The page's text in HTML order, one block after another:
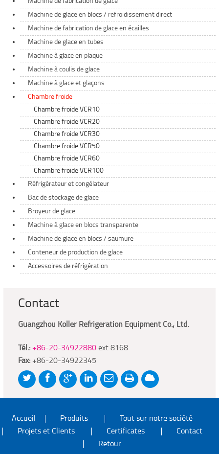
Machine de glace en blocs / refroidissement direct
Machine de fabrication de glace en écailles
Machine de glace en tubes
Machine à glace en plaque
Machine à coulis de glace
Machine à glace et glaçons
Chambre froide
Chambre froide VCR10
Chambre froide VCR20
Chambre froide VCR30
Chambre froide VCR50
Chambre froide VCR60
Chambre froide VCR100
Réfrigérateur et congélateur
Bac de stockage de glace
Broyeur de glace
Machine à glace en blocs transparente
Machine de glace en blocs / saumure
Conteneur de production de glace
Accessoires de réfrigération
Contact
Guangzhou Koller Refrigeration Equipment Co., Ltd.
Tél.: +86-20-34922880ext 8168
Fax: +86-20-34922345
Accueil Produits
Tout sur notre société
Projets et Clients
Certificates
Contact
Retour